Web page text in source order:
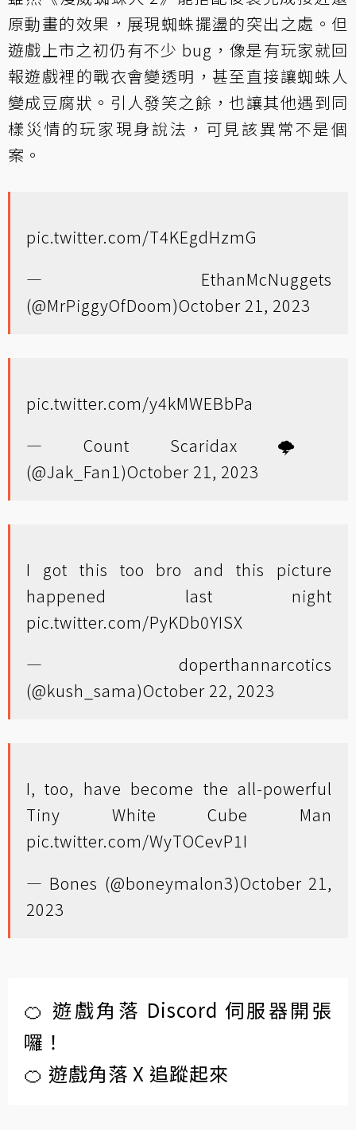
原動畫的效果，展現蜘蛛擺盪的突出之處。但
遊戲上市之初仍有不少 bug，像是有玩家就回
報遊戲裡的戰衣會變透明，甚至直接讓蜘蛛人
變成豆腐狀。引人發笑之餘，也讓其他遇到同
樣災情的玩家現身說法，可見該異常不是個
案。
pic.twitter.com/T4KEgdHzmG
— EthanMcNuggets
(@MrPiggyOfDoom)October 21, 2023
pic.twitter.com/y4kMWEBbPa
— Count Scaridax 🌩️
(@Jak_Fan1)October 21, 2023
I got this too bro and this picture
happened last night
pic.twitter.com/PyKDb0YISX
— doperthannarcotics
(@kush_sama)October 22, 2023
I, too, have become the all-powerful
Tiny White Cube Man
pic.twitter.com/WyTOCevP1I
— Bones (@boneymalon3)October 21,
2023
🍊 遊戲角落 Discord 伺服器開張
囉！
🍊 遊戲角落 X 追蹤起來